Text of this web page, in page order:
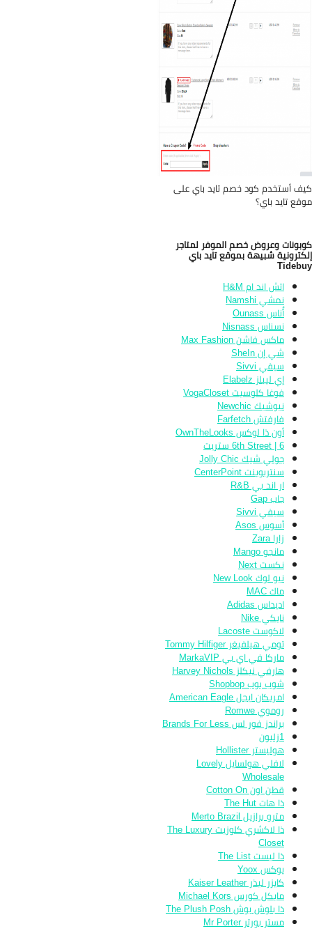
أستخدم كود خصم تايد باي على
تايد باي؟
وعروض خصم الموفر لمتاجر
شبيهة بموقع تايد باي
اتش اند ام H&M
نمشي Namshi
أُناس Ounass
نسناس Nisnass
ماكس فاشن Max Fashion
شي إن SheIn
سيفي Sivvi
إي ليبلز Elabelz
فوغا كلوسيت VogaCloset
نيوشيك Newchic
فارفتش Farfetch
أون ذا لوكس OwnTheLooks
6th Street | 6 ستريت
جولي شيك Jolly Chic
سنتربوينت CenterPoint
ار اند بي R&B
جاب Gap
سيفي Sivvi
أسوس Asos
زارا Zara
مانجو Mango
نكست Next
نيو لوك New Look
ماك MAC
اديداس Adidas
نايكي Nike
لاكوست Lacoste
تومي هيلفيغر Tommy Hilfiger
ماركا في اي بي MarkaVIP
هارفي نيكلز Harvey Nichols
شوب بوب Shopbop
امريكان ايجل American Eagle
روموي Romwe
براندز فور لس Brands For Less
هوليستر Hollister
لافلي هولسايل Lovely
Wholesale
قطن اون Cotton On
ذا هات The Hut
مترو برازيل Merto Brazil
ذا لاكشري كلوزيت The Luxury
Closet
ذا ليست The List
يوكس Yoox
كايزر ليذر Kaiser Leather
مايكل كورس Michael Kors
ذا بلوش بوش The Plush Posh
مستر بورتر Mr Porter